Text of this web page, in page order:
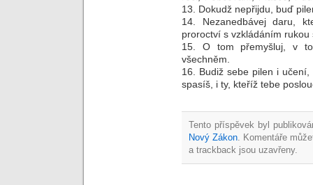
13. Dokudž nepřijdu, buď
14. Nezanedbávej daru,
proroctví s vzkládáním rukou
15. O tom přemyšluj, v
všechněm.
16. Budiž sebe pilen i
spasíš, i ty, kteříž tebe
Tento příspěvek byl
Nový Zákon . Komentáře
a trackback jsou uzavřeny.